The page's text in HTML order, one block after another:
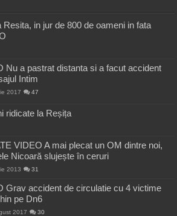
in jur de 800 de oameni in fata
Nu a pastrat distanta si a facut accident
Intim
2017 47
ridicate la Reșița
VIDEO A mai plecat un OM dintre noi,
Nicoară slujește în ceruri
2013 31
Grav accident de circulatie cu 4 victime
pe Dn6
2017 30